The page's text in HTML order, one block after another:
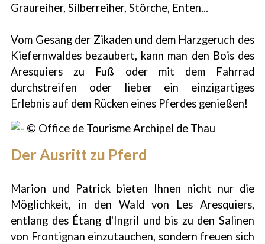
Graureiher, Silberreiher, Störche, Enten...
Vom Gesang der Zikaden und dem Harzgeruch des
Kiefernwaldes bezaubert, kann man den Bois des
Aresquiers zu Fuß oder mit dem Fahrrad
durchstreifen oder lieber ein einzigartiges
Erlebnis auf dem Rücken eines Pferdes genießen!
Der Ausritt zu Pferd
Marion und Patrick bieten Ihnen nicht nur die
Möglichkeit, in den Wald von Les Aresquiers,
entlang des Étang d'Ingril und bis zu den Salinen
von Frontignan einzutauchen, sondern freuen sich